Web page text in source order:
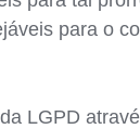
para o
LGPD